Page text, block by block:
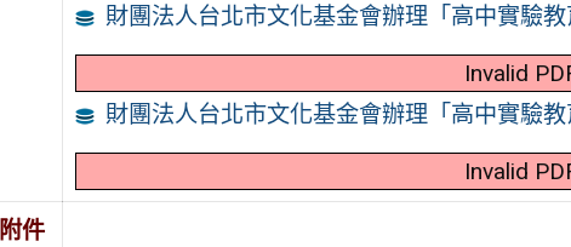
財團法人台北市文化基金會辦理「高中實驗
Invalid
財團法人台北市文化基金會辦理「高中實驗
Invalid
件